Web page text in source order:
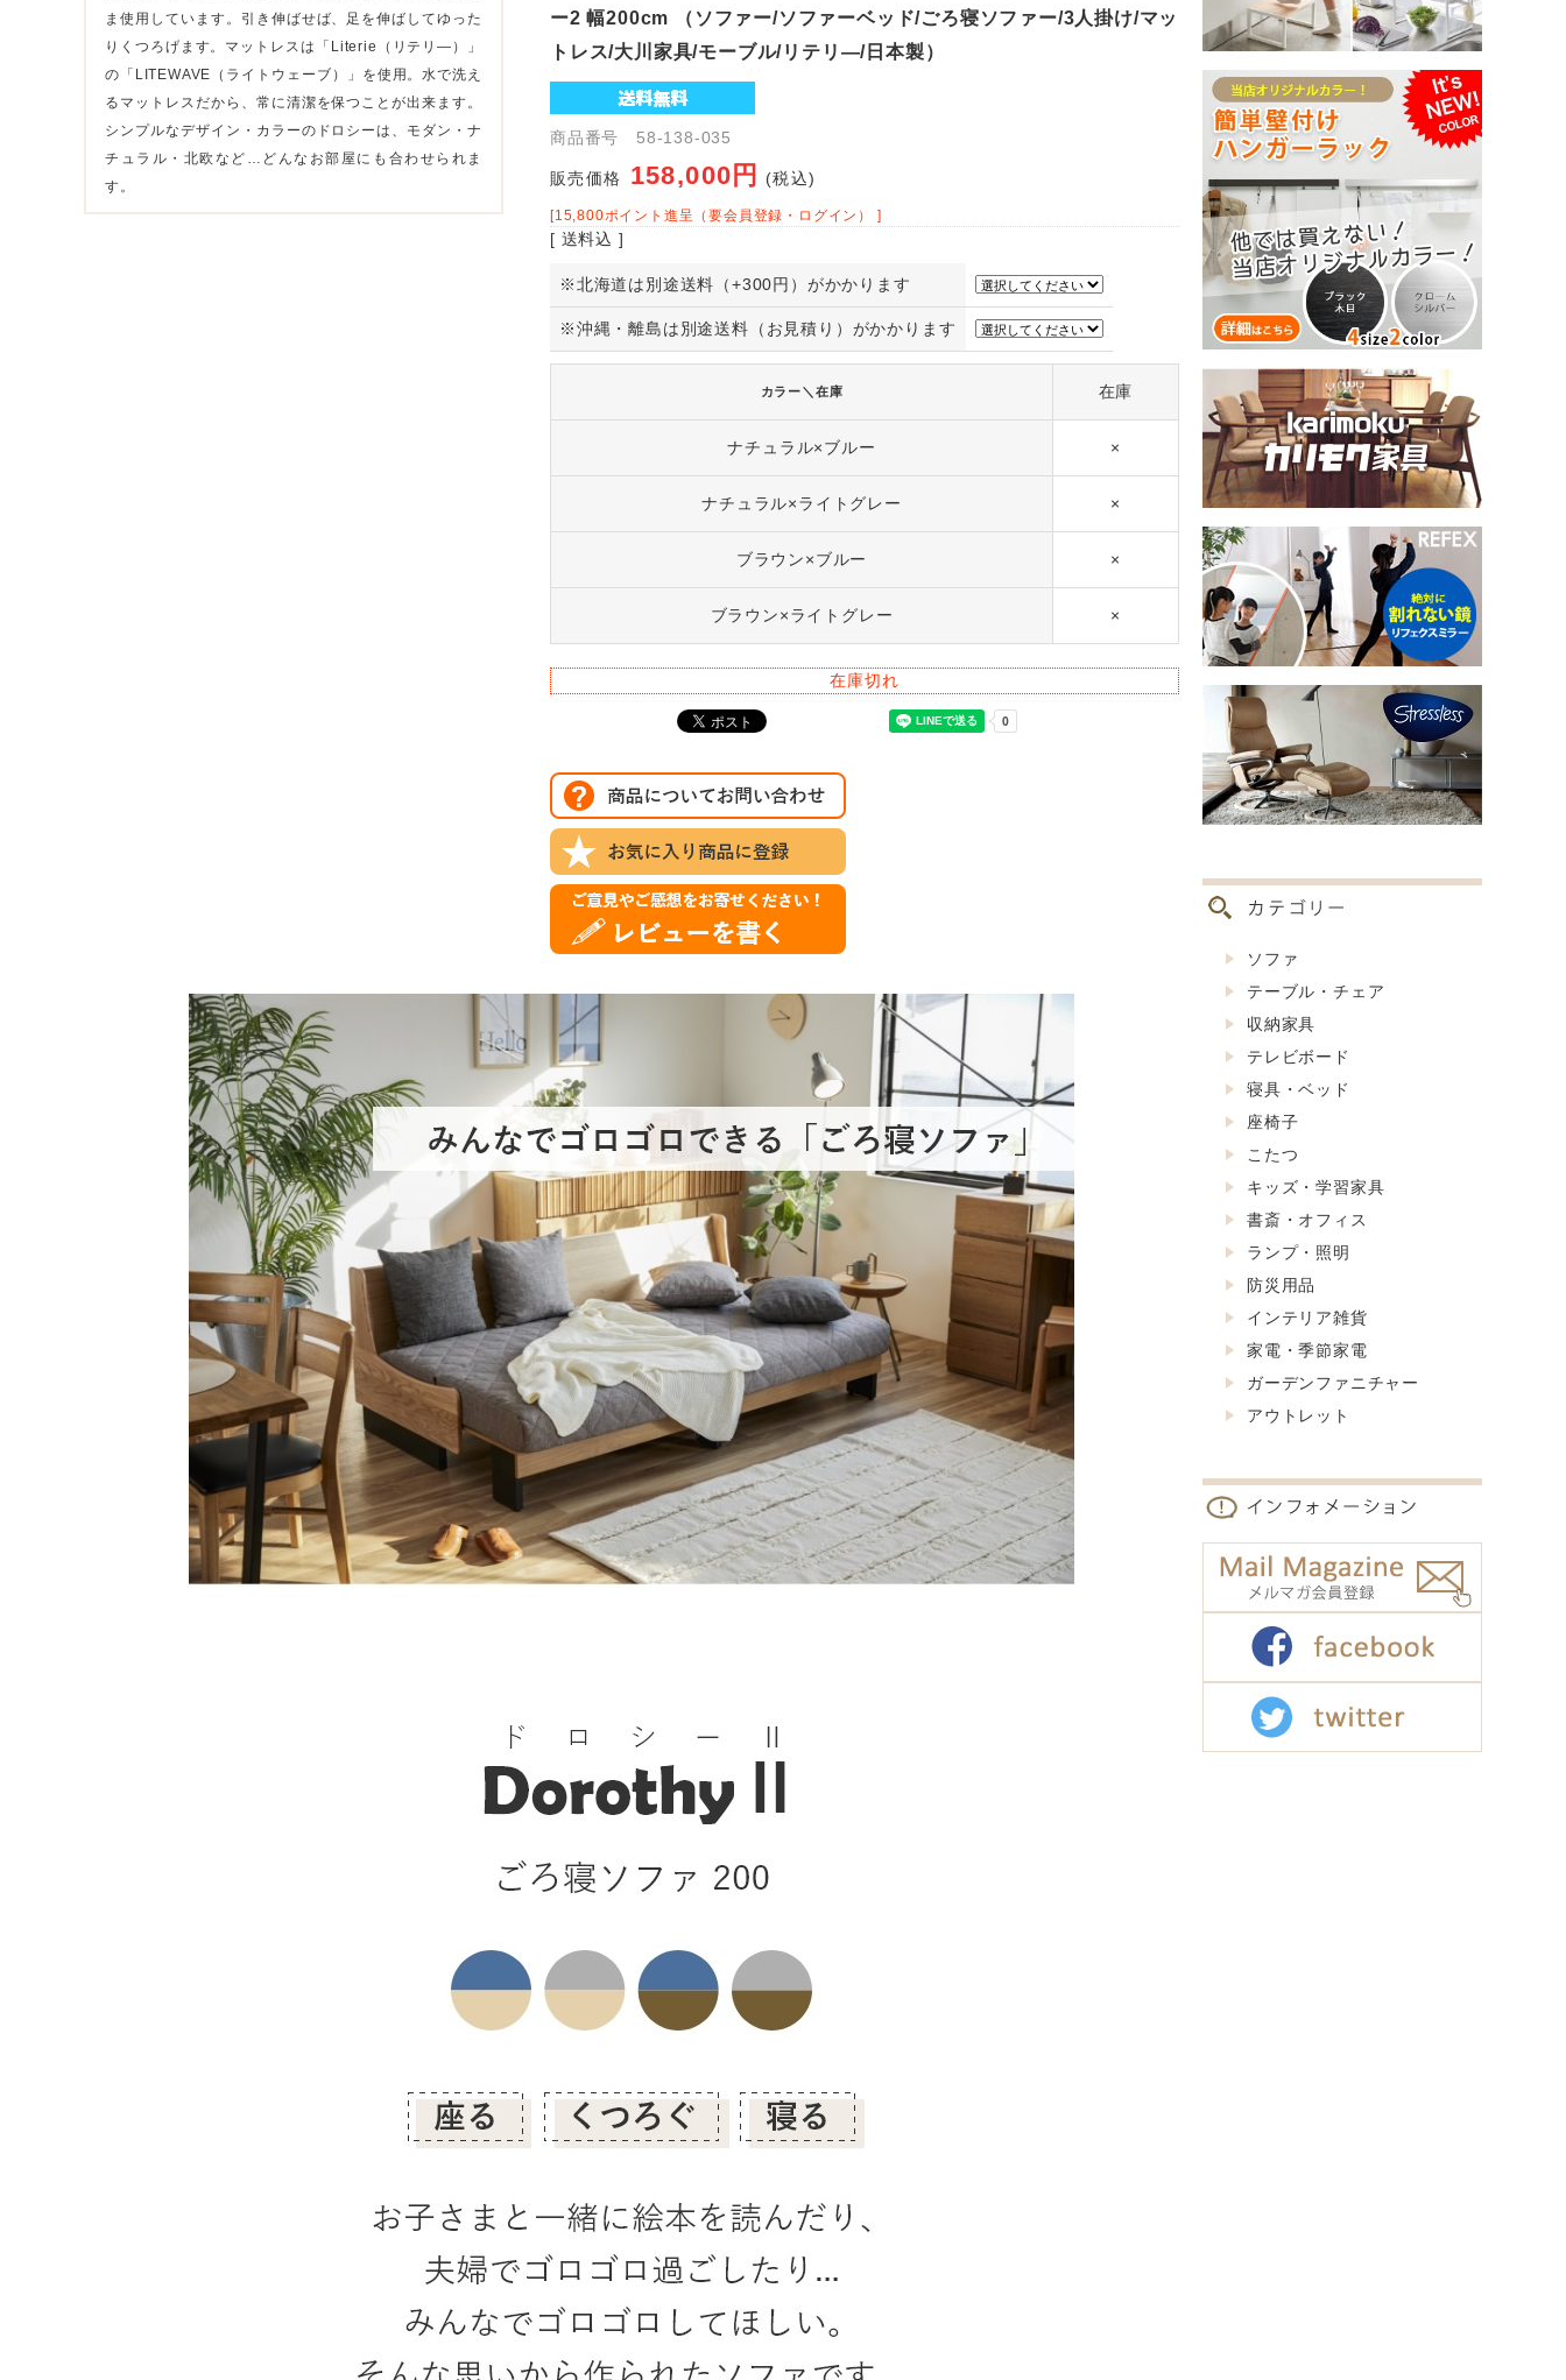
ま使用しています。引き伸ばせば、足を伸ばしてゆった
りくつろげます。マットレスは「Literie（リテリ―）」
の「LITEWAVE（ライトウェーブ）」を使用。水で洗え
るマットレスだから、常に清潔を保つことが出来ます。
シンプルなデザイン・カラーのドロシーは、モダン・ナ
チュラル・北欧など…どんなお部屋にも合わせられま
す。
ー2 幅200cm （ソファー/ソファーベッド/ごろ寝ソファー/3人掛け/マッ
トレス/大川家具/モーブル/リテリ―/日本製）
商品番号 58-138-035
販売価格 158,000円 (税込)
[15,800ポイント進呈（要会員登録・ログイン） ]
[ 送料込 ]
※北海道は別途送料（+300円）がかかります
※沖縄・離島は別途送料（お見積り）がかかります
カラー＼在庫 在庫
ナチュラル×ブルー ×
ナチュラル×ライトグレー ×
ブラウン×ブルー ×
ブラウン×ライトグレー ×
在庫切れ
ソファ
テーブル・チェア
収納家具
テレビボード
寝具・ベッド
座椅子
こたつ
キッズ・学習家具
書斎・オフィス
ランプ・照明
防災用品
インテリア雑貨
家電・季節家電
ガーデンファニチャー
アウトレット